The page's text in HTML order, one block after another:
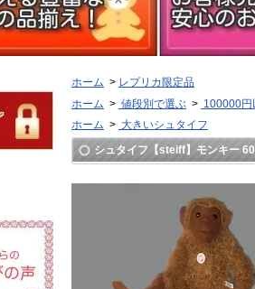
ホーム > レプリカ限定品
ホーム > 値段別で選ぶ > 100000円
ホーム > 大きいシュタイフ
シュタイフ【steiff】モンキー